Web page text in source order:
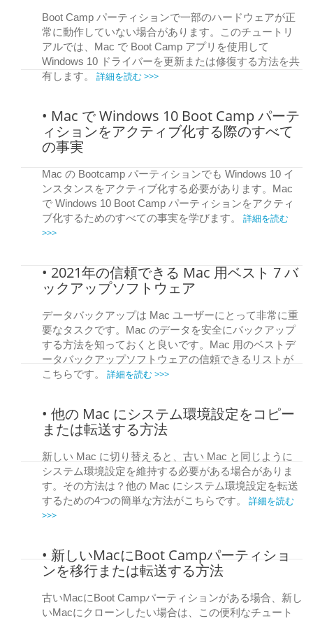
Boot Camp パーティションで一部のハードウェアが正
常に動作していない場合があります。このチュートリ
アルでは、Mac で Boot Camp アプリを使用して
Windows 10 ドライバーを更新または修復する方法を共
有します。
詳細を読む >>>
• Mac で Windows 10 Boot Camp パーテ
ィションをアクティブ化する際のすべて
の事実
Mac の Bootcamp パーティションでも Windows 10 イ
ンスタンスをアクティブ化する必要があります。Mac
で Windows 10 Boot Camp パーティションをアクティ
ブ化するためのすべての事実を学びます。
詳細を読む
>>>
• 2021年の信頼できる Mac 用ベスト 7 バ
ックアップソフトウェア
データバックアップは Mac ユーザーにとって非常に重
要なタスクです。Mac のデータを安全にバックアップ
する方法を知っておくと良いです。Mac 用のベストデ
ータバックアップソフトウェアの信頼できるリストが
こちらです。
詳細を読む >>>
• 他の Mac にシステム環境設定をコピー
または転送する方法
新しい Mac に切り替えると、古い Mac と同じように
システム環境設定を維持する必要がある場合がありま
す。その方法は？他の Mac にシステム環境設定を転送
するための4つの簡単な方法がこちらです。
詳細を読む
>>>
• 新しいMacにBoot Campパーティショ
ンを移行または転送する方法
古いMacにBoot Campパーティションがある場合、新し
いMacにクローンしたい場合は、この便利なチュート